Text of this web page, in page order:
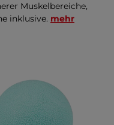
Muskelbereiche,
inklusive. mehr